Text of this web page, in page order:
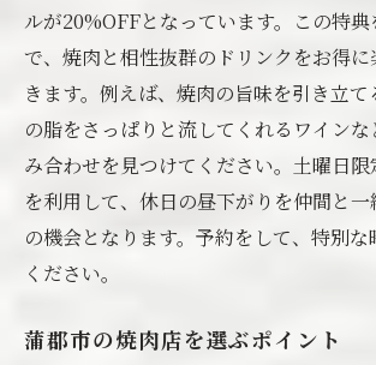
焼肉をさらに楽しむためのペ
新しい焼肉の楽しみ方を発見
家族と友人で集う蒲郡市の特別な
家族で楽しむ焼肉の選び方
友人との時間を特別にするた
焼肉ランチでコミュニケーシ
蒲郡市の焼肉店での特別なひと
ルが20%OFFとなっています。この特典
で、焼肉と相性抜群のドリンクをお得
きます。例えば、焼肉の旨味を引き立て
の脂をさっぱりと流してくれるワイン
み合わせを見つけてください。土曜日
を利用して、休日の昼下がりを仲間と
の機会となります。予約をして、特別
ください。
蒲郡市の焼肉店を選ぶポイント